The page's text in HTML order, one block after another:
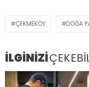
ÇEKMEKÖY DOĞA
İLGİNİZİ